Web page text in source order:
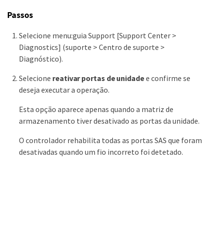
Passos
Selecione menu:guia Support [Support Center >
Diagnostics] (suporte > Centro de suporte >
Diagnóstico).
Selecione reativar portas de unidadee confirme se
deseja executar a operação.
Esta opção aparece apenas quando a matriz de
armazenamento tiver desativado as portas da unidade.
O controlador rehabilita todas as portas SAS que foram
desativadas quando um fio incorreto foi detetado.